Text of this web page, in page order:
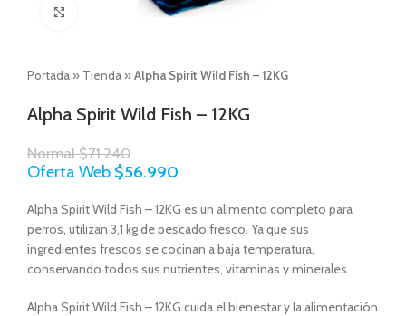
Click to enlarge
Portada » Tienda »Alpha Spirit Wild Fish – 12KG
Alpha Spirit Wild Fish – 12KG
Normal$71.240
Oferta Web $56.990
Alpha Spirit Wild Fish – 12KG es un alimento completo para
perros, utilizan 3,1 kg de pescado fresco. Ya que sus
ingredientes frescos se cocinan a baja temperatura,
conservando todos sus nutrientes, vitaminas y minerales.
Alpha Spirit Wild Fish – 12KG cuida el bienestar y la alimentación